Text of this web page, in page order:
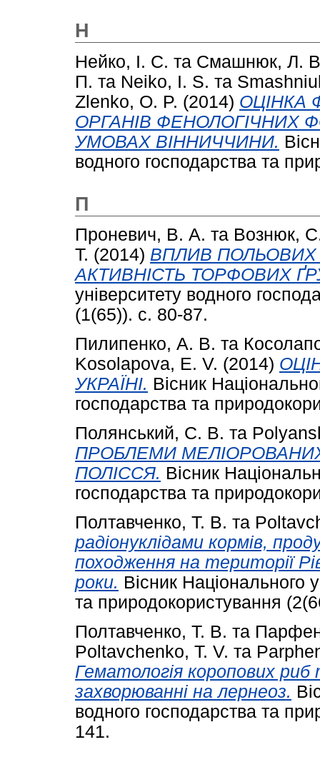
Н
Нейко, І. С. та Смашнюк, Л.
П. та Neiko, I. S. та
Zlenko, O. P. (2014) ОЦІНКА
ОРГАНІВ ФЕНОЛОГІЧНИХ
УМОВАХ ВІННИЧЧИНИ.
водного господарства та
П
Проневич, В. А. та Вознюк,
T. (2014) ВПЛИВ ПОЛЬОВИХ
АКТИВНІСТЬ ТОРФОВИХ
університету водного
(1(65)). с. 80-87.
Пилипенко, А. В. та
Kosolapova, E. V. (2014)
УКРАЇНІ. Вісник
господарства та
Полянський, С. В. та
ПРОБЛЕМИ
ПОЛІССЯ. Вісник
господарства та
Полтавченко, Т. В. та
радіонуклідами кормів,
походження на території
роки. Вісник Національного
та природокористування
Полтавченко, Т. В. та
Poltavchenko, T. V. та
Гематологія коропових
захворюванні на лернеоз.
водного господарства та
141.